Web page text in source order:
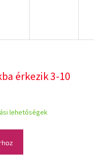
érkezik 3-10
lehetőségek